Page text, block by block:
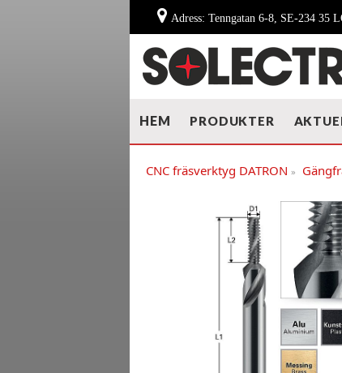
Adress: Tenngatan 6-8, SE-234 35
HEM PRODUKTER
CNC fräsverktyg DATRON »